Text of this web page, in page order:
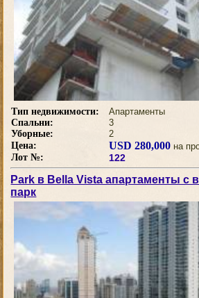
Тип недвижимости:
Апартаменты
Спальни:
3
Уборные:
2
Цена:
USD 280,000 на
Лот №:
122
Park в Bella Vista апартаменты с
парк